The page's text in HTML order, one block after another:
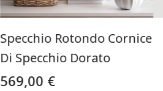
Specchio Rotondo Cornice
Di Specchio Dorato
569,00 €